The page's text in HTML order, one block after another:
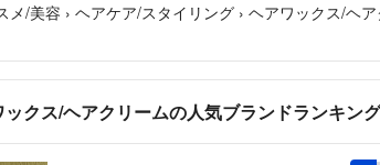
メ/美容 › ヘアケア/スタイリング › ヘアワックス/ヘ
ックス/ヘアクリームの人気ブランドランキング